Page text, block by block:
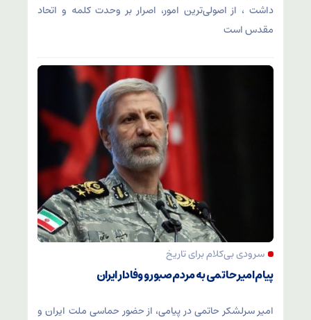
داشت ، از اصولی‌ترین امور، اصرار بر وحدت کلمه و اتحاد
مقدس است
سرودی بی‌کلام برای تاریخ
پیام امیر حاتمی به مردم صبور و وفادار ایران
امیر سرلشکر حاتمی در پیامی، از حضور حماسی ملت ایران و